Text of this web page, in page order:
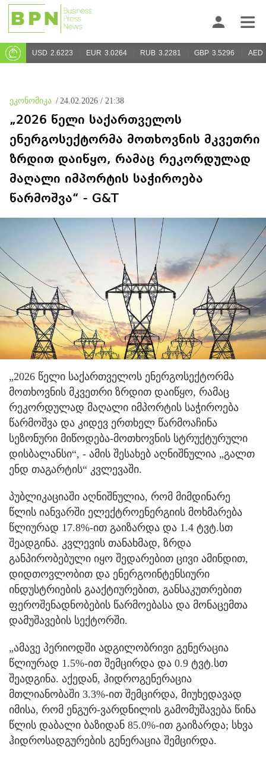
USD 2.6223 EUR 3.0264 RUB 3.2281 GBP 3.5296 AED
ეკონომიკა / 24.02.2026 / 21:38
„2026 წელი საქართველოს
ენერგოსექტორმა მოთხოვნის მკვეთრი
ზრდით დაიწყო, რამაც რეკორდულად
მაღალი იმპორტის საჭიროება
წარმოშვა“ - G&T
„2026 წელი საქართველოს ენერგოსექტორმა
მოთხოვნის მკვეთრი ზრდით დაიწყო, რამაც
რეკორდულად მაღალი იმპორტის საჭიროება
წარმოშვა და კიდევ ერთხელ წარმოაჩინა
სეზონური მიწოდება-მოთხოვნის სტრუქტურული
დისბალანსი“, - ამის შესახებ აღნიშნულია „გალთ
ენდ თაგარტის“ კვლევაში.
პუბლიკაციაში აღნიშნულია, რომ მიმდინარე
წლის იანვარში ელექტროენერგიის მოხმარება
წლიურად 17.8%-ით გაიზარდა და 1.4 ტვტ.სთ
შეადგინა. კვლევის თანახმად, ზრდა
განპირობებული იყო შედარებით ცივი ამინდით,
დიდთოვლობით და ენერგოინტენსიური
ინდუსტრიების გააქტიურებით, განსაკუთრებით
ფეროშენადნობების წარმოებასა და მონაცემთა
დამუშავების სექტორში.
„ამავე პერიოდში ადგილობრივი გენერაცია
წლიურად 1.5%-ით შემცირდა და 0.9 ტვტ.სთ
შეადგინა. აქედან, ჰიდროგენერაცია
მთლიანობაში 3.3%-ით შემცირდა, მიუხედავად
იმისა, რომ ენგურ-ვარდნილის გამომუშავება წინა
წლის დაბალი ბაზიდან 85.0%-ით გაიზარდა; სხვა
ჰიდროსადგურების გენერაცია შემცირდა.